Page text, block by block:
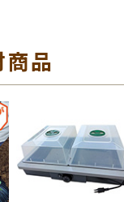
品